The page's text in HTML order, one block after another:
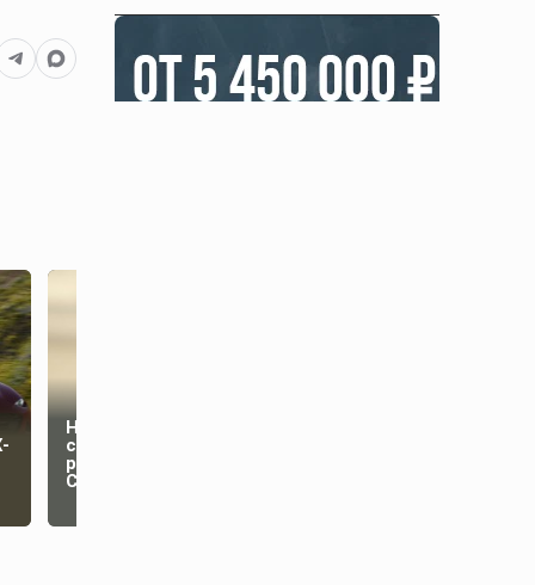
Назван неожиданный
способ покончить с
русофобией стран
СНГ